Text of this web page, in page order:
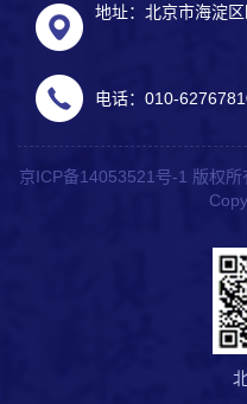
地址：北京市海淀
电话：010-
京ICP备14053521号-1 版权